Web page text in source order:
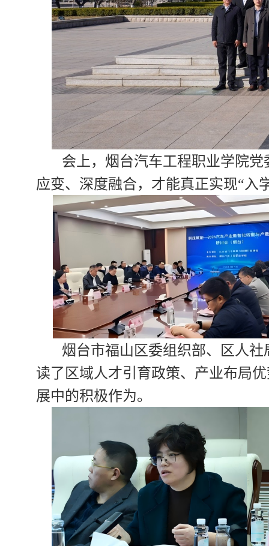
会上，烟台汽车工程职业学院
应变、深度融合，才能真正实现“入
烟台市福山区委组织部、 区人社
读了区域人才引育政策、产业布局
展中的积极作为。